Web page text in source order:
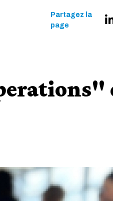
Partagez la
page